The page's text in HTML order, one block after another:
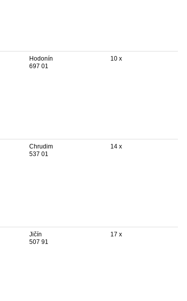
Hodonín
697 01
10 x
Chrudim
537 01
14 x
Jičín
507 91
17 x